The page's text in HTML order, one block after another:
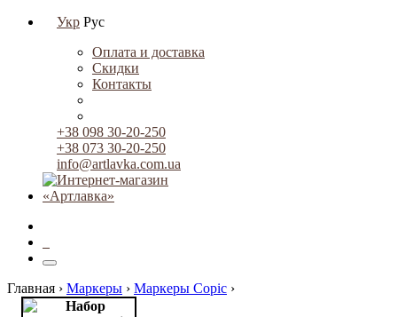
Укр Рус
Оплата и доставка
Скидки
Контакты
+38 098 30-20-250
+38 073 30-20-250
info@artlavka.com.ua
Главная › Маркеры › Маркеры Copic ›